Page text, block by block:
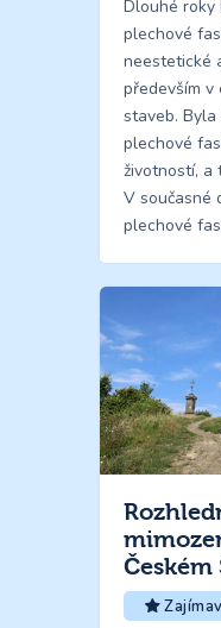
Dlouhé roky
plechové
neestetické
především v
staveb.
plechové
životností, a
V současné
plechové
Českém